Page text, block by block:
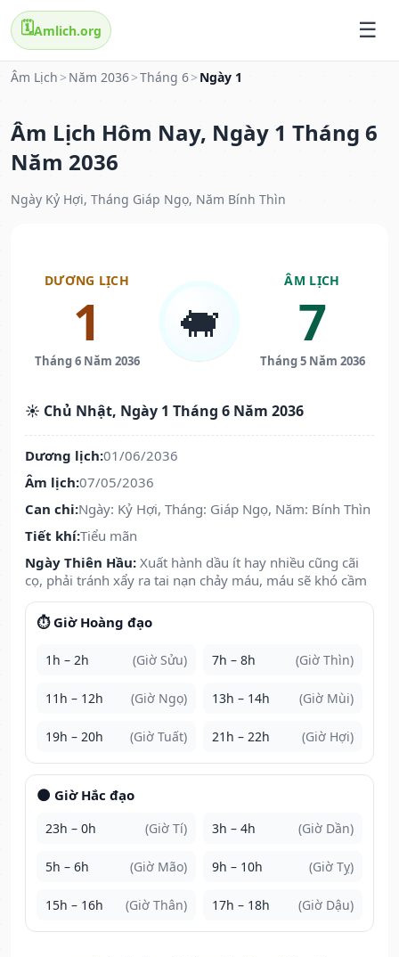
🗓️Amlich.org
Âm Lịch > Năm 2036>Tháng 6> Ngày 1
Âm Lịch Hôm Nay, Ngày 1 Tháng 6
Năm 2036
Ngày Kỷ Hợi, Tháng Giáp Ngọ, Năm Bính Thìn
DƯƠNG LỊCH
1
Tháng 6 Năm 2036
🐖
ÂM LỊCH
7
Tháng 5 Năm 2036
☀️ Chủ Nhật, Ngày 1 Tháng 6 Năm 2036
Dương lịch:01/06/2036
Âm lịch:07/05/2036
Can chi:Ngày: Kỷ Hợi, Tháng: Giáp Ngọ, Năm: Bính Thìn
Tiết khí:Tiểu mãn
Ngày Thiên Hầu: Xuất hành dầu ít hay nhiều cũng cãi
cọ, phải tránh xẩy ra tai nạn chảy máu, máu sẽ khó cầm
⏱️ Giờ Hoàng đạo
1h – 2h (Giờ Sửu) 7h – 8h (Giờ Thìn)
11h – 12h (Giờ Ngọ) 13h – 14h (Giờ Mùi)
19h – 20h (Giờ Tuất) 21h – 22h (Giờ Hợi)
🌑 Giờ Hắc đạo
23h – 0h (Giờ Tí) 3h – 4h (Giờ Dần)
5h – 6h (Giờ Mão) 9h – 10h (Giờ Tỵ)
15h – 16h (Giờ Thân) 17h – 18h (Giờ Dậu)